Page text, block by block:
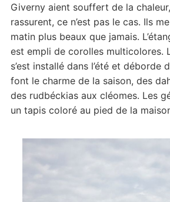
Giverny aient souffert de la chaleur,
rassurent, ce n’est pas le cas. Ils
matin plus beaux que jamais.
est empli de corolles multicolores.
s’est installé dans l’été et déborde
font le charme de la saison, des
des rudbéckias aux cléomes. Les
un tapis coloré au pied de la